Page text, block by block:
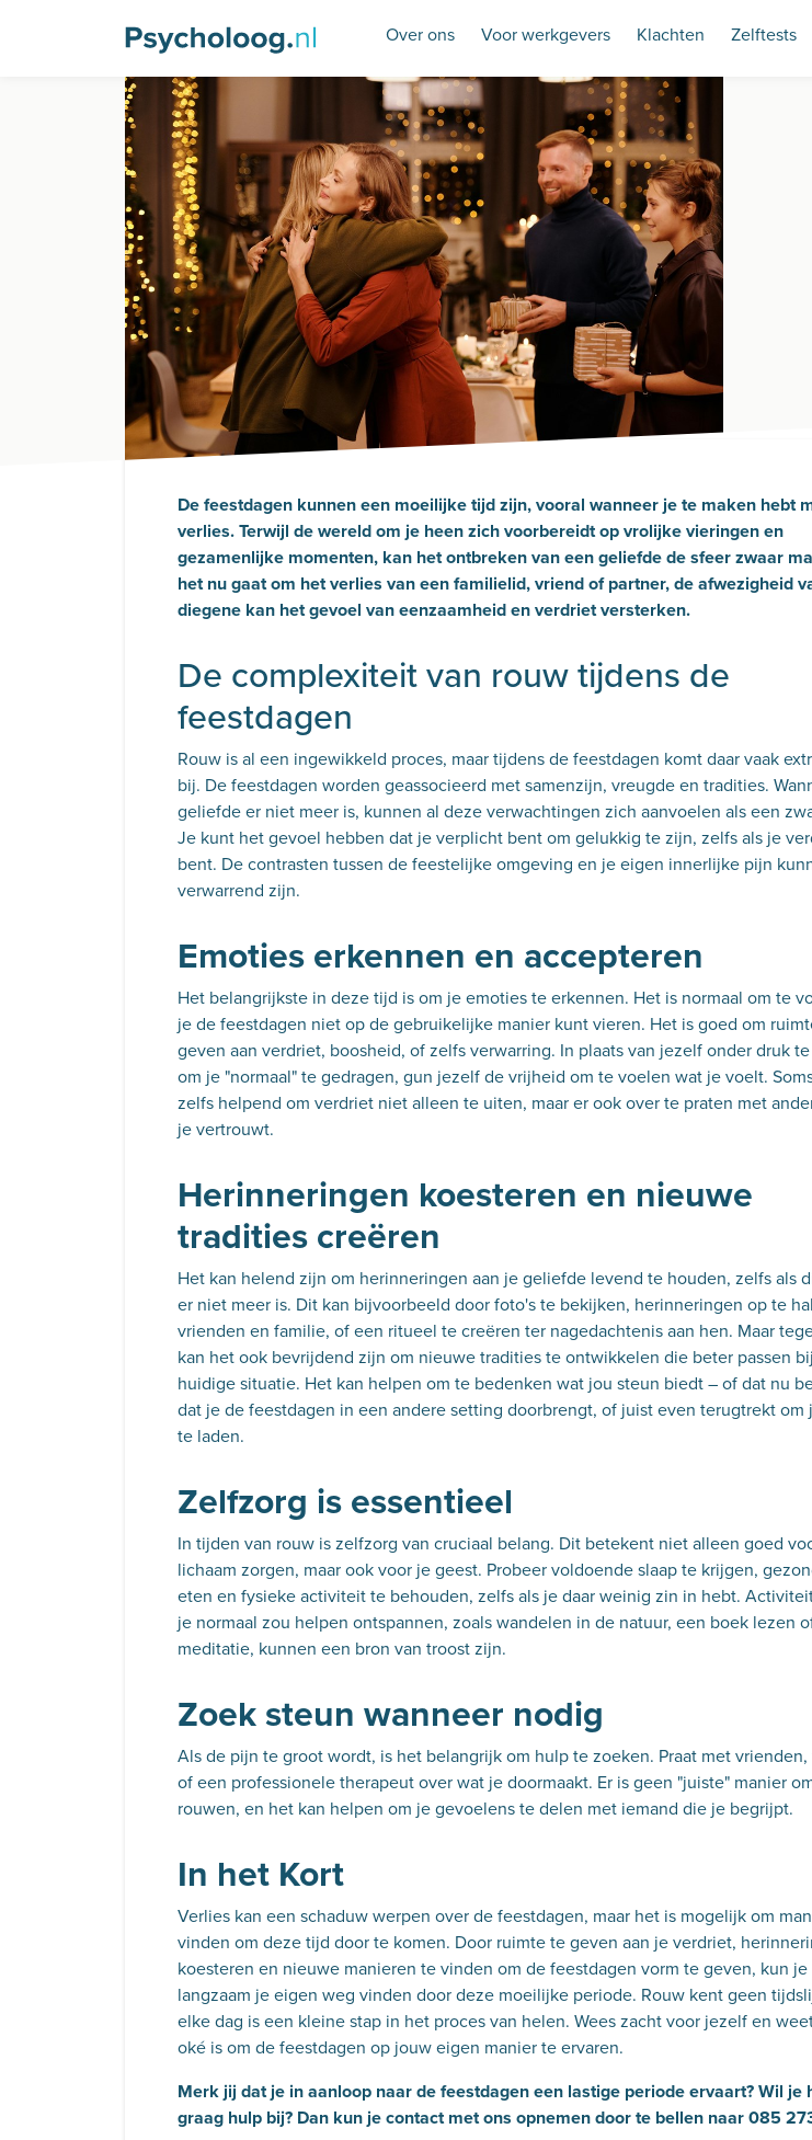
Over ons Voor werkgevers Klachten Zelftests
De feestdagen kunnen een moeilijke tijd zijn, vooral wanneer je te maken hebt
verlies. Terwijl de wereld om je heen zich voorbereidt op vrolijke vieringen en
gezamenlijke momenten, kan het ontbreken van een geliefde de sfeer zwaar
het nu gaat om het verlies van een familielid, vriend of partner, de afwezigheid
diegene kan het gevoel van eenzaamheid en verdriet versterken.
De complexiteit van rouw tijdens de
feestdagen
Rouw is al een ingewikkeld proces, maar tijdens de feestdagen komt daar vaak
bij. De feestdagen worden geassocieerd met samenzijn, vreugde en tradities.
geliefde er niet meer is, kunnen al deze verwachtingen zich aanvoelen als een
Je kunt het gevoel hebben dat je verplicht bent om gelukkig te zijn, zelfs als je
bent. De contrasten tussen de feestelijke omgeving en je eigen innerlijke pijn
verwarrend zijn.
Emoties erkennen en accepteren
Het belangrijkste in deze tijd is om je emoties te erkennen. Het is normaal om te
je de feestdagen niet op de gebruikelijke manier kunt vieren. Het is goed om
geven aan verdriet, boosheid, of zelfs verwarring. In plaats van jezelf onder druk
om je "normaal" te gedragen, gun jezelf de vrijheid om te voelen wat je voelt.
zelfs helpend om verdriet niet alleen te uiten, maar er ook over te praten met
je vertrouwt.
Herinneringen koesteren en nieuwe
tradities creëren
Het kan helend zijn om herinneringen aan je geliefde levend te houden, zelfs als
er niet meer is. Dit kan bijvoorbeeld door foto's te bekijken, herinneringen op te
vrienden en familie, of een ritueel te creëren ter nagedachtenis aan hen. Maar
kan het ook bevrijdend zijn om nieuwe tradities te ontwikkelen die beter passen
huidige situatie. Het kan helpen om te bedenken wat jou steun biedt – of dat nu
dat je de feestdagen in een andere setting doorbrengt, of juist even terugtrekt om
te laden.
Zelfzorg is essentieel
In tijden van rouw is zelfzorg van cruciaal belang. Dit betekent niet alleen goed
lichaam zorgen, maar ook voor je geest. Probeer voldoende slaap te krijgen,
eten en fysieke activiteit te behouden, zelfs als je daar weinig zin in hebt.
je normaal zou helpen ontspannen, zoals wandelen in de natuur, een boek lezen
meditatie, kunnen een bron van troost zijn.
Zoek steun wanneer nodig
Als de pijn te groot wordt, is het belangrijk om hulp te zoeken. Praat met
of een professionele therapeut over wat je doormaakt. Er is geen "juiste" manier
rouwen, en het kan helpen om je gevoelens te delen met iemand die je begrijpt.
In het Kort
Verlies kan een schaduw werpen over de feestdagen, maar het is mogelijk om
vinden om deze tijd door te komen. Door ruimte te geven aan je verdriet,
koesteren en nieuwe manieren te vinden om de feestdagen vorm te geven, kun je
langzaam je eigen weg vinden door deze moeilijke periode. Rouw kent geen
elke dag is een kleine stap in het proces van helen. Wees zacht voor jezelf en
oké is om de feestdagen op jouw eigen manier te ervaren.
Merk jij dat je in aanloop naar de feestdagen een lastige periode ervaart? Wil je
graag hulp bij? Dan kun je contact met ons opnemen door te bellen naar 085